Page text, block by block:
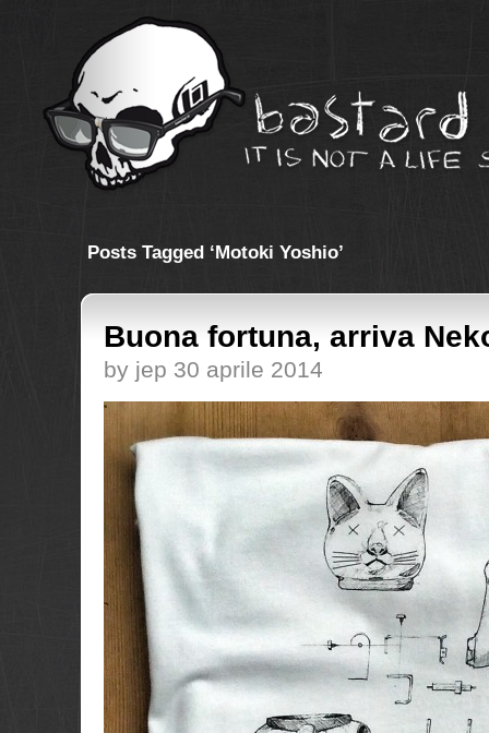
Posts Tagged ‘Motoki Yoshio’
Buona fortuna, arriva
by jep 30 aprile 2014